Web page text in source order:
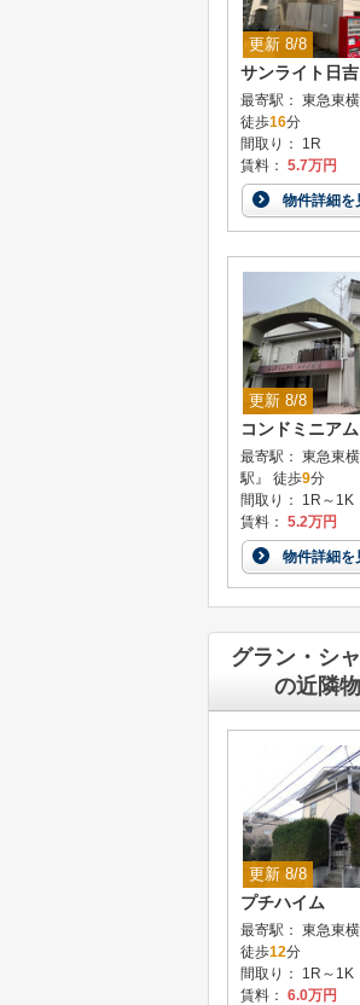
更新 8/8
サンライト日吉
最寄駅： 東急東横
徒歩16分
間取り： 1R
賃料： 5.7万円
物件詳細を
更新 8/8
最寄駅： 東急東
駅』 徒歩9分
間取り： 1R～1K
賃料： 5.2万円
物件詳細を
グラン・シ
の近隣
更新 8/8
プチハイム
最寄駅： 東急東横
徒歩12分
間取り： 1R～1K
賃料： 6.0万円